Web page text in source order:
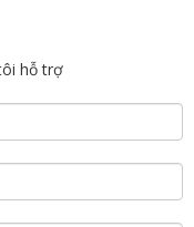
hỗ trợ